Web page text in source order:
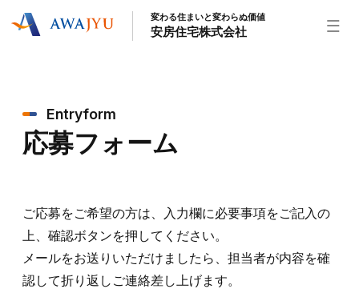
安房住宅の得意なこと
リフォーム事業 外装事業
安房住宅について
社長挨拶 企業情報 沿革
拠点紹介
スタッフ紹介
変わる住まいと変わらぬ価値
安房住宅株式会社
Entryform
応募フォーム
ご応募をご希望の方は、入力欄に必要事項をご記入の
上、確認ボタンを押してください。
メールをお送りいただけましたら、担当者が内容を確
認して折り返しご連絡差し上げます。